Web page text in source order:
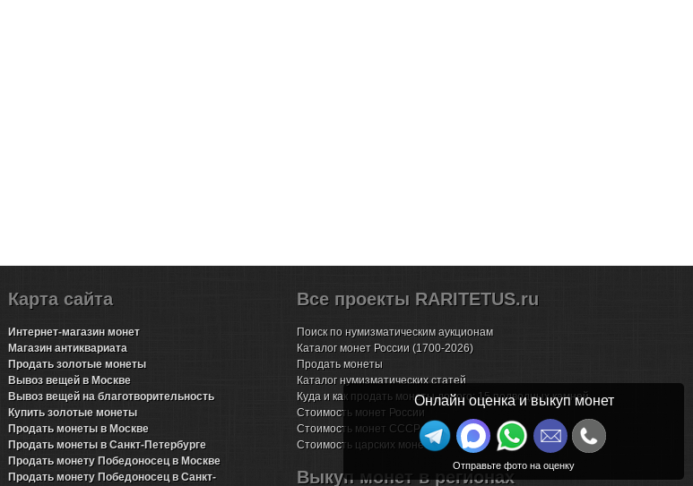
Карта сайта
Интернет-магазин монет
Магазин антиквариата
Продать золотые монеты
Вывоз вещей в Москве
Вывоз вещей на благотворительность
Купить золотые монеты
Продать монеты в Москве
Продать монеты в Санкт-Петербурге
Продать монету Победоносец в Москве
Продать монету Победоносец в Санкт-
Все проекты RARITETUS.ru
Поиск по нумизматическим аукционам
Каталог монет России (1700-2026)
Продать монеты
Каталог нумизматических статей
Куда и как продать монеты дорого: 15 подводных камней
Стоимость монет России
Стоимость монет СССР
Стоимость царских монет
Выкуп монет в регионах
Онлайн оценка и выкуп монет